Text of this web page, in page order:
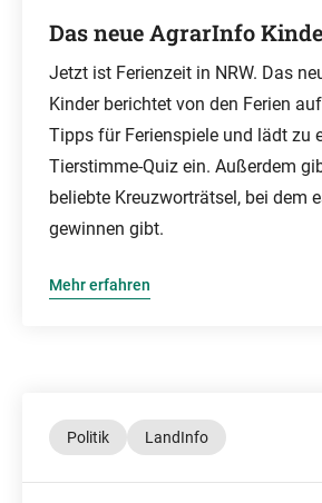
Das neue AgrarInfo
Jetzt ist Ferienzeit in NRW. Das
Kinder berichtet von den Ferien
Tipps für Ferienspiele und lädt zu
Tierstimme-Quiz ein. Außerdem
beliebte Kreuzworträtsel, bei dem
gewinnen gibt.
Mehr erfahren
Politik LandInfo